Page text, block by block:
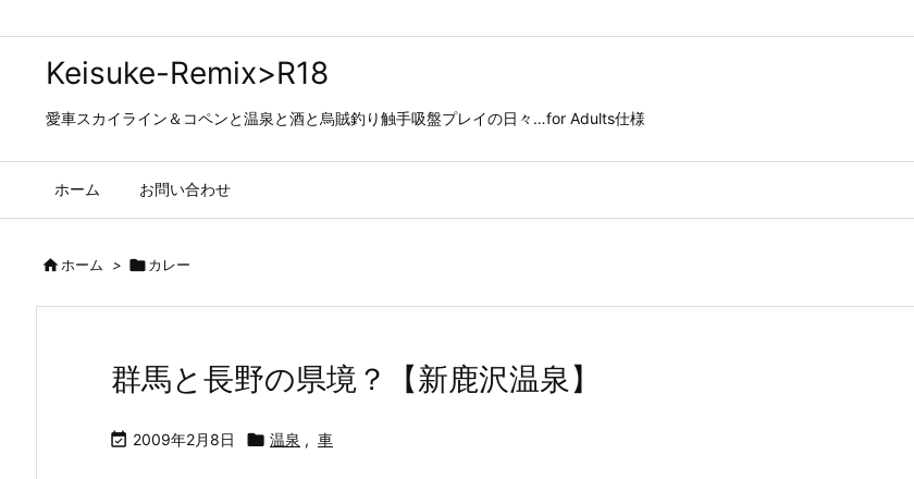
Keisuke-Remix>R18
愛車スカイライン＆コペンと温泉と酒と烏賊釣り触手吸盤プレイの日々…for Adults仕様
ホーム お問い合わせ
ホーム > カレー
群馬と長野の県境？【新鹿沢温泉】
 2009年2月8日  温泉 , 車